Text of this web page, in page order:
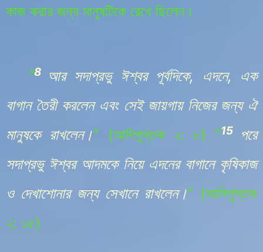
কাজ করার জন্য মানুষটিকে রেখে ছিলেন।
“8
আর সদাপ্রভু ঈশ্বর পূর্বদিকে, এদনে, এক
বাগান তৈরী করলেন এবং সেই জায়গায় নিজের জন্য ঐ
মানুষকে রাখলেন।” (আদিপুস্তক ২: ৮) “15
পরে
সদাপ্রভু ঈশ্বর আদমকে নিয়ে এদনের বাগানে কৃষিকাজ
ও দেখাশোনার জন্য সেখানে রাখলেন।” (আদিপুস্তক
২: ১৫)